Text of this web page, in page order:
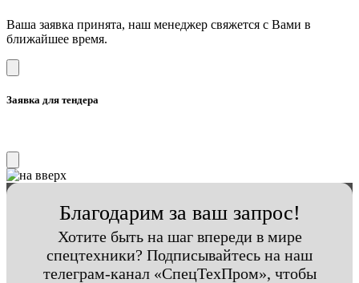
Ваша заявка принята, наш менеджер свяжется с Вами в
ближайшее время.
Заявка для тендера
Благодарим за ваш запрос!
Хотите быть на шаг впереди в мире
спецтехники? Подписывайтесь на наш
телеграм-канал «СпецТехПром», чтобы